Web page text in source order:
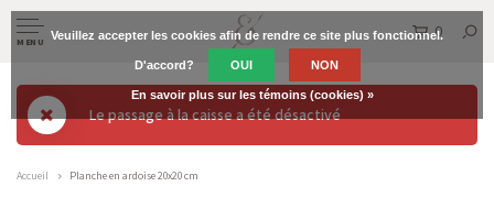
MENU
0
Le passage à la caisse a été désactivé
Accueil Planche en ardoise 20x20 cm
Veuillez accepter les cookies afin de rendre ce site plus fonctionnel.
D'accord? OUI NON
En savoir plus sur les témoins (cookies) »